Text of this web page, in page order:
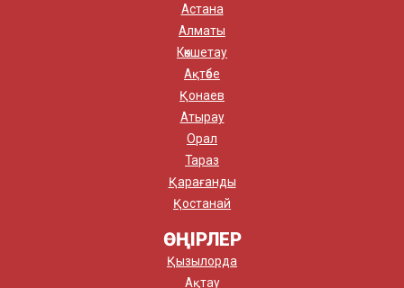
Астана
Алматы
Көкшетау
Ақтөбе
Қонаев
Атырау
Орал
Тараз
Қарағанды
Қостанай
ӨҢІРЛЕР
Қызылорда
Ақтау